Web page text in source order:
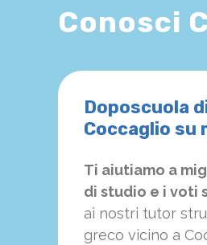
Conosci
Doposcuola
Coccaglio su
Ti aiutiamo a
di studio e i voti
ai nostri tutor
greco vicino a